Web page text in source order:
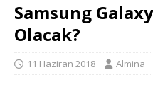
Samsung
Olacak?
11 Haziran 2018 Almina